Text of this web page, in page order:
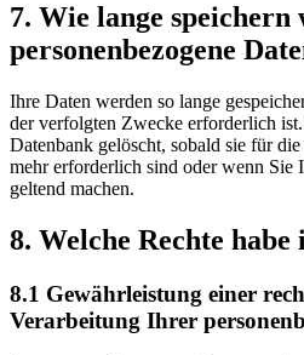
7. Wie lange speichern
personenbezogene
Ihre Daten werden so lange
der verfolgten Zwecke erforderlich
Datenbank gelöscht, sobald sie für
mehr erforderlich sind oder wenn Sie
geltend machen.
8. Welche Rechte habe
8.1 Gewährleistung einer
Verarbeitung Ihrer